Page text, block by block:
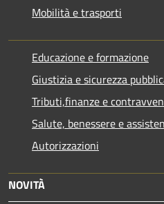
Mobilità e trasporti
Educazione e formazione
Giustizia e sicurezza
Tributi,finanze e
Salute, benessere e
Autorizzazioni
NOVITÀ